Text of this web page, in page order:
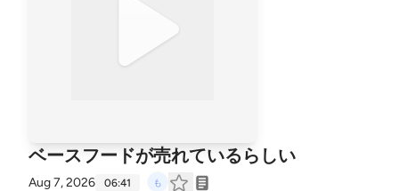
ベースフードが売れているらしい
Aug 7, 2026 06:41